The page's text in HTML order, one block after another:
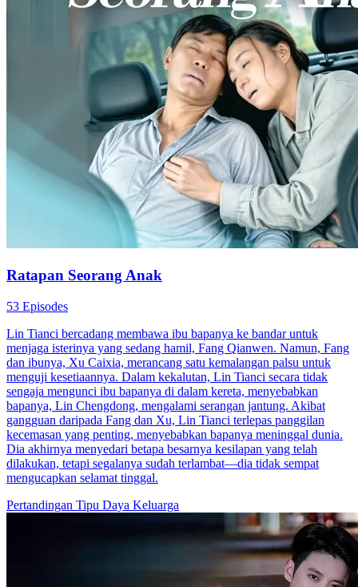
Ratapan Seorang Anak
53 Episodes
Lin Tianci bercadang membawa ibu bapanya ke bandar untuk
menjaga isterinya yang sedang hamil, Fang Qianwen. Namun, Fang
dan ibunya, Xu Caixia, merancang satu kemalangan palsu untuk
menguji kesetiaannya. Dalam kekalutan, Lin Tianci secara tidak
sengaja mengunci ibu bapanya di dalam kereta, menyebabkan
bapanya, Lin Chengdong, mengalami serangan jantung. Akibat
gangguan daripada Fang dan Xu, Lin Tianci terlepas panggilan
kecemasan yang penting, menyebabkan bapanya meninggal dunia.
Dia akhirnya menyedari betapa besarnya kesilapan yang telah
dilakukan, tetapi segalanya sudah terlambat—dia tidak sempat
mengucapkan selamat tinggal.
Pertandingan Tipu Daya Keluarga